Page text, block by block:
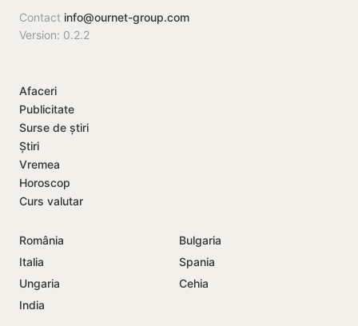
Contact info@ournet-group.com
Version: 0.2.2
Afaceri
Publicitate
Surse de știri
Știri
Vremea
Horoscop
Curs valutar
România
Bulgaria
Italia
Spania
Ungaria
Cehia
India